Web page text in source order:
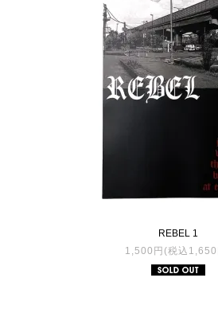
REBEL 1
1,500円(税込1,650